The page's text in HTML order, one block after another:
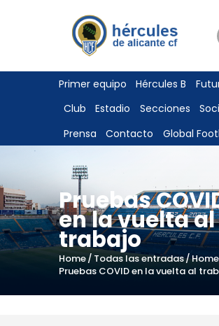
Primer equipo Hércules B
Club
Estadio Secciones
Prensa
Contacto Global
Pruebas
en la vuelta al
trabajo
Home Todas las entradas Home
Pruebas COVID en la vuelta al
ENTRADAS
TIENDA
HÉRCULESCF100